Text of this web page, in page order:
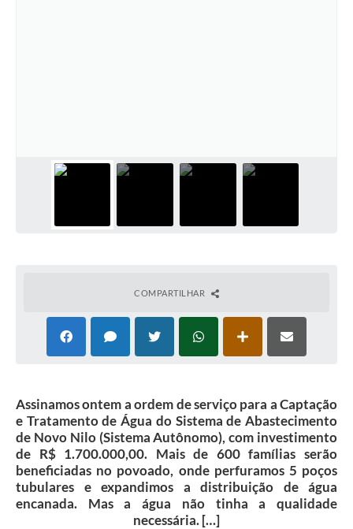
COMPARTILHAR
Assinamos ontem a ordem de serviço para a Captação
e Tratamento de Água do Sistema de Abastecimento
de Novo Nilo (Sistema Autônomo), com investimento
de R$ 1.700.000,00. Mais de 600 famílias serão
beneficiadas no povoado, onde perfuramos 5 poços
tubulares e expandimos a distribuição de água
encanada. Mas a água não tinha a qualidade
necessária. […]